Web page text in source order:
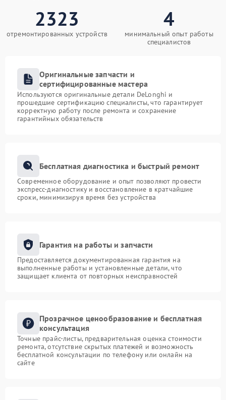
2323
отремонтированных устройств
4
минимальный опыт работы
специалистов
Оригинальные запчасти и
сертифицированные мастера
Используются оригинальные детали DeLonghi и
прошедшие сертификацию специалисты, что гарантирует
корректную работу после ремонта и сохранение
гарантийных обязательств
Бесплатная диагностика и быстрый ремонт
Современное оборудование и опыт позволяют провести
экспресс-диагностику и восстановление в кратчайшие
сроки, минимизируя время без устройства
Гарантия на работы и запчасти
Предоставляется документированная гарантия на
выполненные работы и установленные детали, что
защищает клиента от повторных неисправностей
Прозрачное ценообразование и бесплатная
консультация
Точные прайс-листы, предварительная оценка стоимости
ремонта, отсутствие скрытых платежей и возможность
бесплатной консультации по телефону или онлайн на
сайте